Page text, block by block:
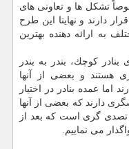
تشكل ها و تعاونی های
دارند و نهایتا این طرح
به ارائه دهنده بهترین
كوچك، بندر به بندر
هستند و بعضی از آنها
عمده بنادر در اختیار
دارند كه بعضی از آنها
تصدی گری است كه بعد از
می نماییم.